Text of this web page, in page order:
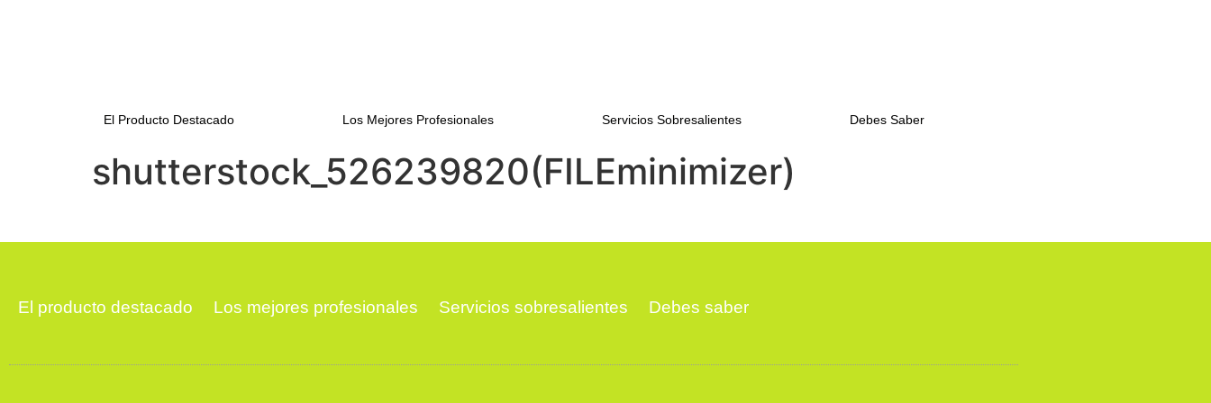
El Producto Destacado Los Mejores Profesionales Servicios Sobresalientes Debes Saber
shutterstock_526239820(FILEminimizer)
El producto destacado Los mejores profesionales Servicios sobresalientes Debes saber